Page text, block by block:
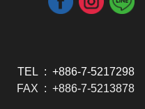
TEL : +886-7-5217298
FAX : +886-7-5213878